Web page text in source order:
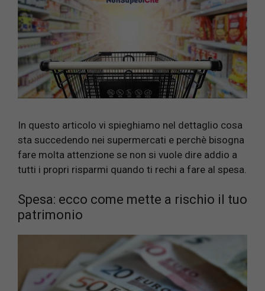
In questo articolo vi spieghiamo nel dettaglio cosa
sta succedendo nei supermercati e perchè bisogna
fare molta attenzione se non si vuole dire addio a
tutti i propri risparmi quando ti rechi a fare al spesa.
Spesa: ecco come mette a rischio il tuo
patrimonio